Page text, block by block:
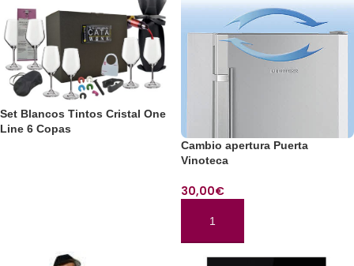
Set Blancos Tintos Cristal One
Line 6 Copas
Cambio apertura Puerta
Vinoteca
30,00€
AÑADIR AL CARRITO